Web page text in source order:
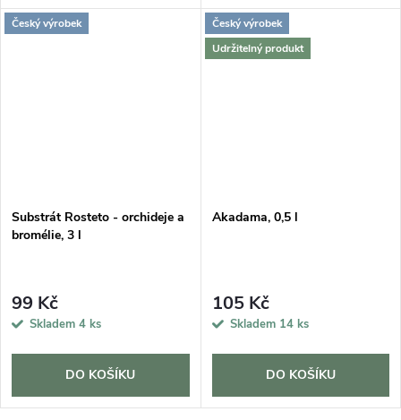
Český výrobek
Substrát Rosteto - orchideje a
bromélie, 3 l
99 Kč
Skladem 4 ks
DO KOŠÍKU
Český výrobek
Udržitelný produkt
Akadama, 0,5 l
105 Kč
Skladem 14 ks
DO KOŠÍKU